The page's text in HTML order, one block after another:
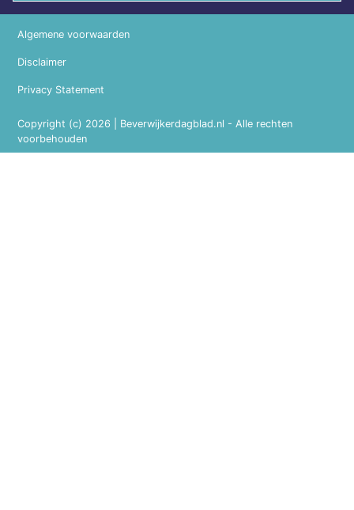
Copyright (c) 2026 | Beverwijkerdagblad.nl - Alle rechten
voorbehouden
Algemene voorwaarden
Disclaimer
Privacy Statement